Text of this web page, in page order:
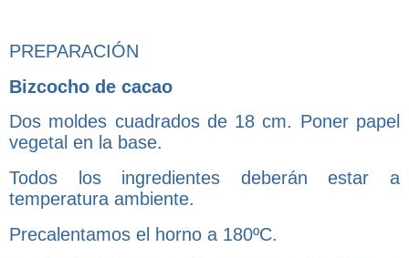
PREPARACIÓN
Bizcocho de cacao
Dos moldes cuadrados de 18 cm. Poner papel
vegetal en la base.
Todos los ingredientes deberán estar a
temperatura ambiente.
Precalentamos el horno a 180ºC.